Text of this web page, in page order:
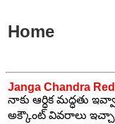
Home
Janga Chandra
నాకు ఆర్ధిక మద్ధతు
అక్కౌంట్ వివరాలు